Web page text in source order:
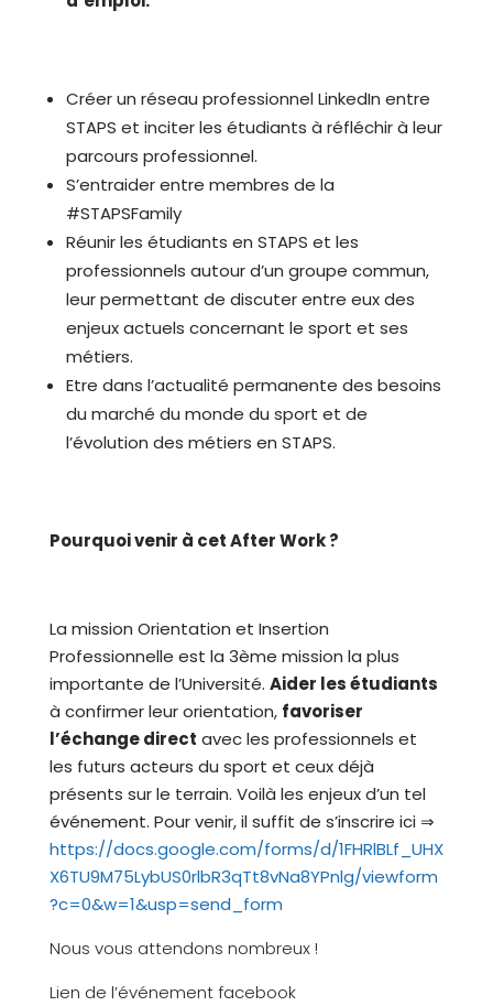
Créer un réseau professionnel LinkedIn entre
STAPS et inciter les étudiants à réfléchir à leur
parcours professionnel.
S’entraider entre membres de la
#STAPSFamily
Réunir les étudiants en STAPS et les
professionnels autour d’un groupe commun,
leur permettant de discuter entre eux des
enjeux actuels concernant le sport et ses
métiers.
Etre dans l’actualité permanente des besoins
du marché du monde du sport et de
l’évolution des métiers en STAPS.
Pourquoi venir à cet After Work ?
La mission Orientation et Insertion
Professionnelle est la 3ème mission la plus
importante de l’Université. Aider les étudiants
à confirmer leur orientation, favoriser
l’échange direct avec les professionnels et
les futurs acteurs du sport et ceux déjà
présents sur le terrain. Voilà les enjeux d’un tel
événement. Pour venir, il suffit de s’inscrire ici ⇒
https://docs.google.com/forms/d/1FHRlBLf_UHX
X6TU9M75LybUS0rlbR3qTt8vNa8YPnlg/viewform
?c=0&w=1&usp=send_form
Nous vous attendons nombreux !
Lien de l’événement facebook